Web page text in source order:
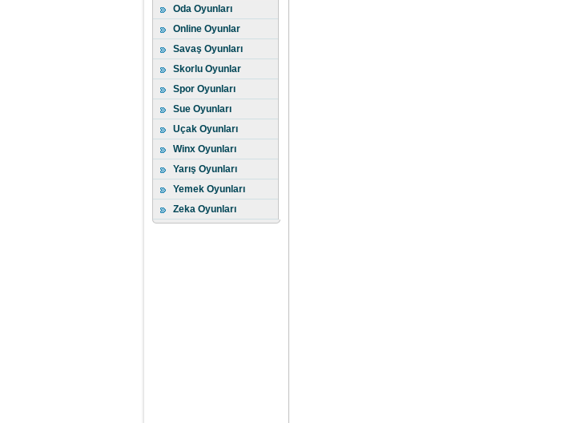
Oda Oyunları
Online Oyunlar
Savaş Oyunları
Skorlu Oyunlar
Spor Oyunları
Sue Oyunları
Uçak Oyunları
Winx Oyunları
Yarış Oyunları
Yemek Oyunları
Zeka Oyunları